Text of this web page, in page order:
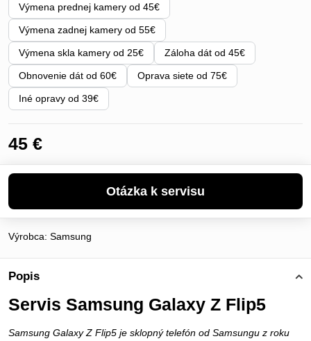
Výmena prednej kamery od 45€
Výmena zadnej kamery od 55€
Výmena skla kamery od 25€ Záloha dát od 45€
Obnovenie dát od 60€ Oprava siete od 75€
Iné opravy od 39€
45 €
Výrobca: Samsung
Popis
Servis Samsung Galaxy Z Flip5
Samsung Galaxy Z Flip5 je sklopný telefón od Samsungu z roku